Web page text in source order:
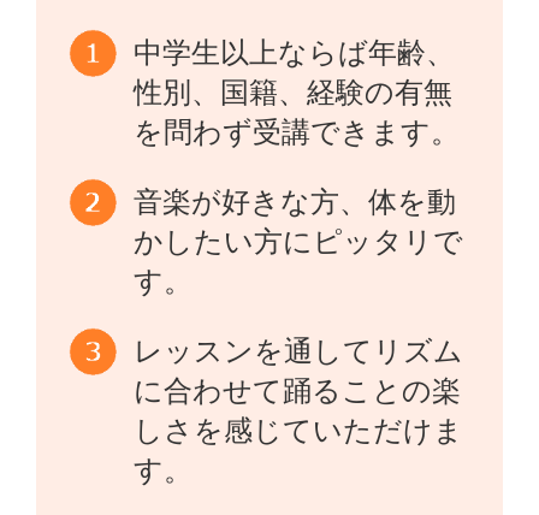
中学生以上ならば年齢、
性別、国籍、経験の有無
を問わず受講できます。
音楽が好きな方、体を動
かしたい方にピッタリで
す。
レッスンを通してリズム
に合わせて踊ることの楽
しさを感じていただけま
す。